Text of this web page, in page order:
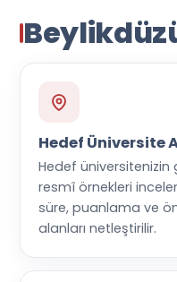
Hedef Üniversite
Hedef üniversitenizin
resmî örnekleri
süre, puanlama ve
alanları netleştirilir.